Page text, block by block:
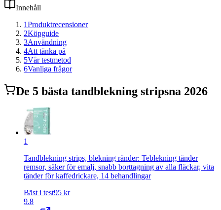
Innehåll
1Produktrecensioner
2Köpguide
3Användning
4Att tänka på
5Vår testmetod
6Vanliga frågor
De 5 bästa tandblekning stripsna 2026
1
Tandblekning strips, blekning ränder: Teblekning tänder
remsor, säker för emalj, snabb borttagning av alla fläckar, vita
tänder för kaffedrickare, 14 behandlingar
Bäst i test95 kr
9.8